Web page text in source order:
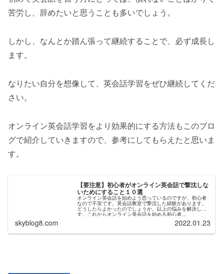
苦労し、辞めたいと思うことも多いでしょう。
しかし、なんとか踏ん張って継続することで、必ず成長し
ます。
なりたい自分を想像して、英会話学習をぜひ継続してくだ
さい。
オンライン英会話学習をより効果的にする方法もこのブロ
グで紹介していきますので、参考にしてもらえたと思いま
す。
【要注意】初心者がオンライン英会話で撃沈しな
いためにすること１０選
オンライン英会話を始めよう思っているのですが、初心者
なので不安です。英会話教室で撃沈した経験があります。
どうしたらよかったのでしょうか。以上の悩みを解決しま
す。これからオンライン英会話を始める初心者...
skyblog8.com 2022.01.23